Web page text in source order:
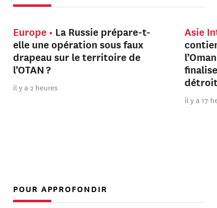
Europe
La Russie prépare-t-
elle une opération sous faux
drapeau sur le territoire de
l’OTAN ?
il y a 2 heures
Asie
il y a 17
POUR APPROFONDIR